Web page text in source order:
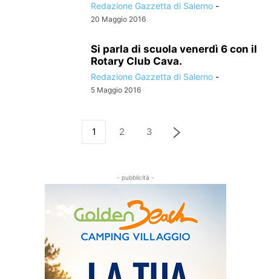
Redazione Gazzetta di Salerno -
20 Maggio 2016
Si parla di scuola venerdì 6 con il
Rotary Club Cava.
Redazione Gazzetta di Salerno -
5 Maggio 2016
1 2 3
- pubblicità -